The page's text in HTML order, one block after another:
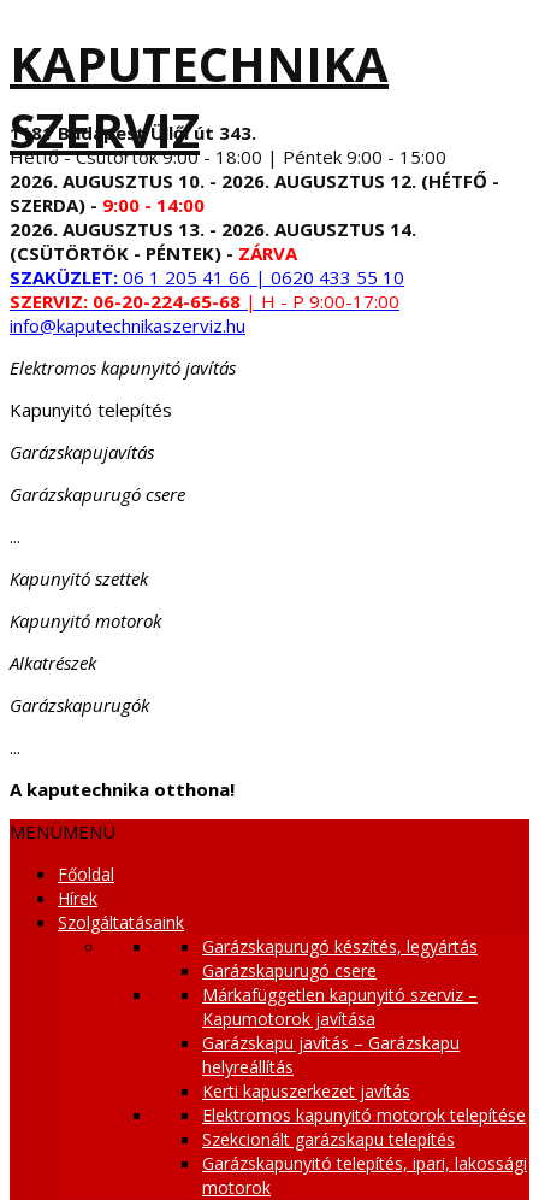
KAPUTECHNIKA
SZERVIZ
1181 Budapest Üllői út 343.
Hétfő - Csütörtök 9:00 - 18:00 | Péntek 9:00 - 15:00
2026. AUGUSZTUS 10. - 2026. AUGUSZTUS 12. (HÉTFŐ -
SZERDA) - 9:00 - 14:00
2026. AUGUSZTUS 13. - 2026. AUGUSZTUS 14.
(CSÜTÖRTÖK - PÉNTEK) - ZÁRVA
SZAKÜZLET: 06 1 205 41 66 | 0620 433 55 10
SZERVIZ: 06-20-224-65-68 | H - P 9:00-17:00
info@kaputechnikaszerviz.hu
Elektromos kapunyitó javítás
Kapunyitó telepítés
Garázskapujavítás
Garázskapurugó csere
...
Kapunyitó szettek
Kapunyitó motorok
Alkatrészek
Garázskapurugók
...
A kaputechnika otthona!
MENÜMENÜ
Főoldal
Hírek
Szolgáltatásaink
Garázskapurugó készítés, legyártás
Garázskapurugó csere
Márkafüggetlen kapunyitó szerviz –
Kapumotorok javítása
Garázskapu javítás – Garázskapu
helyreállítás
Kerti kapuszerkezet javítás
Elektromos kapunyitó motorok telepítése
Szekcionált garázskapu telepítés
Garázskapunyitó telepítés, ipari, lakossági
motorok